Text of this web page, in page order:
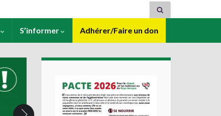
S’informer Adhérer/Faire un don